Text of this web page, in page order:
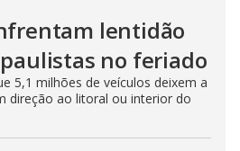
lentidão
no feriado
5,1 milhões de veículos deixem a
direção ao litoral ou interior do